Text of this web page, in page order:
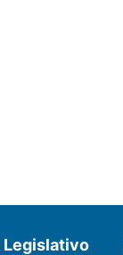
Legislativo